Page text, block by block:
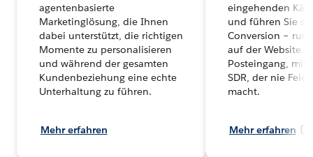
agentenbasierte
Marketinglösung, die Ihnen
dabei unterstützt, die richtigen
Momente zu personalisieren
und während der gesamten
Kundenbeziehung eine echte
Unterhaltung zu führen.
Mehr erfahren
eingehenden
und führen Sie
Conversion –
auf der Website
Posteingang, mit
SDR, der nie
macht.
Mehr erfahren